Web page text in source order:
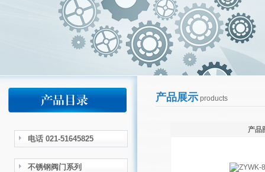
电话 021-51645825
不锈钢阀门系列
产品展示products
产品